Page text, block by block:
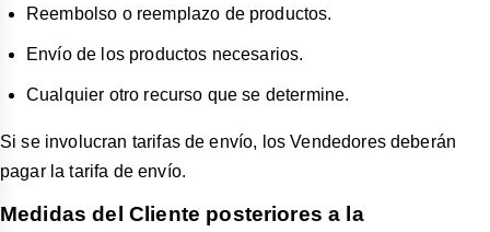
Reembolso o reemplazo de productos.
Envío de los productos necesarios.
Cualquier otro recurso que se determine.
Si se involucran tarifas de envío, los Vendedores deberán
pagar la tarifa de envío.
Medidas del Cliente posteriores a la